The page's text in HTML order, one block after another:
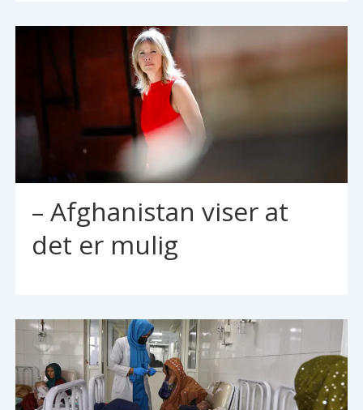
– Afghanistan viser at
det er mulig